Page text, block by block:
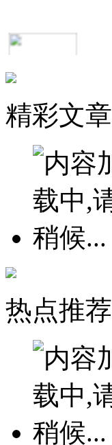
纪念伟大领袖毛
柳树皮与阿司匹林
满乡灵药——青
精彩文章
热点推荐